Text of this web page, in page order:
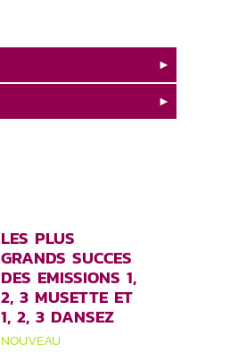
LES PLUS
GRANDS SUCCES
DES EMISSIONS 1,
2, 3 MUSETTE ET
1, 2, 3 DANSEZ
NOUVEAU